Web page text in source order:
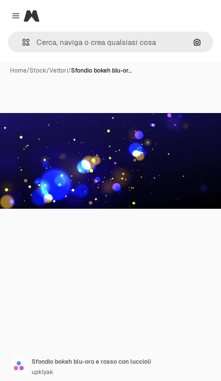
Close menu
Magnific
Cerca
Home/Stock/Vettori/Sfondio bokeh blu-or…
Sfondio bokeh blu-oro e rosso con luccioli
upklyak